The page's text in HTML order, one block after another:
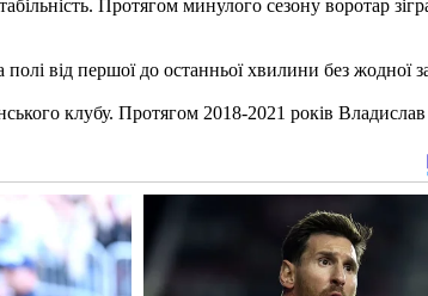
Протягом минулого сезону воротар
від першої до останньої хвилини без жодної
клубу. Протягом 2018-2021 років